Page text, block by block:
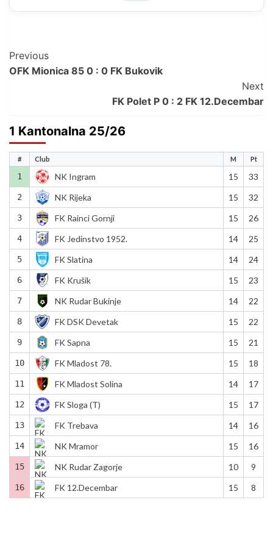
Post
Navigation
Previous
OFK Mionica 85 0 : 0 FK Bukovik
Next
FK Polet P 0 : 2 FK 12.Decembar
1 Kantonalna 25/26
# Club M Pt
1 NK Ingram 15 33
2 NK Rijeka 15 32
3 FK Rainci Gornji 15 26
4 FK Jedinstvo 1952. 14 25
5 FK Slatina 14 24
6 FK Krušik 15 23
7 NK Rudar Bukinje 14 22
8 FK DSK Devetak 15 22
9 FK Sapna 15 21
10 FK Mladost 78. 15 18
11 FK Mladost Solina 14 17
12 FK Sloga (T) 15 17
13 FK Trebava 14 16
14 NK Mramor 15 16
15 NK Rudar Zagorje 10 9
16 FK 12.Decembar 15 8